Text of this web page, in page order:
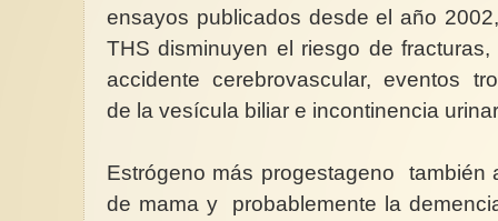
ensayos publicados desde el año
THS disminuyen el riesgo de
accidente cerebrovascular, eventos
de la vesícula biliar e incontinencia
Estrógeno más progestageno también
de mama y probablemente la